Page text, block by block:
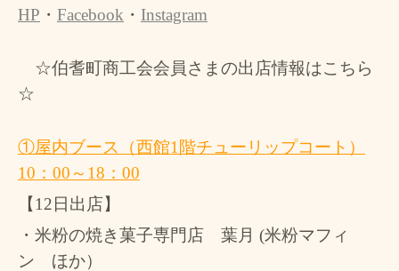
HP ・ Facebook ・ Instagram
☆伯耆町商工会会員さまの出店情報はこちら
☆
①屋内ブース（西館1 階チューリップコート）
10 ： 00 ～ 18 ： 00
【12日出店】
・米粉の焼き菓子専門店 葉月 (米粉マフィ
ン ほか）